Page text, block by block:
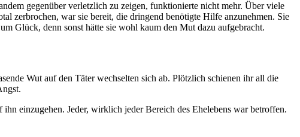
gegenüber verletzlich zu zeigen, funktionierte nicht mehr. Über viele
zerbrochen, war sie bereit, die dringend benötigte Hilfe anzunehmen. Sie
Glück, denn sonst hätte sie wohl kaum den Mut dazu aufgebracht.
Wut auf den Täter wechselten sich ab. Plötzlich schienen ihr all die
einzugehen. Jeder, wirklich jeder Bereich des Ehelebens war betroffen.